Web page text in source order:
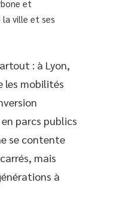
et
ville et ses
: à Lyon,
les mobilités
parcs publics
se contente
mais
à